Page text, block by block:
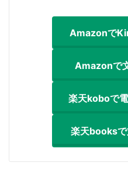
Amazonで
Amazonで
楽天koboで
楽天books